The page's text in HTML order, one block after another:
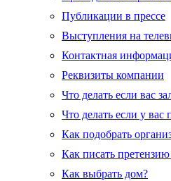
Публикации в прессе
Выступления на
Контактная
Реквизиты компании
Что делать если вас
Что делать если у вас
Как подобрать
Как писать
Как выбрать дом?